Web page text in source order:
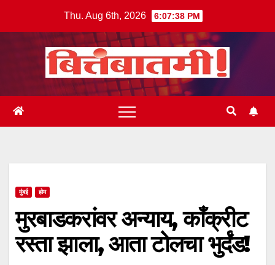
Thu. Aug 6th, 2026 6:07:38 PM
मुंबई होम
मुरबाडकरांवर अन्याय, काँक्रीट
रस्ता झाला, आता टोलचा भुर्दंड!